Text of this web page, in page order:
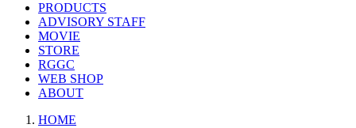
PRODUCTS
ADVISORY STAFF
MOVIE
STORE
RGGC
WEB SHOP
ABOUT
HOME